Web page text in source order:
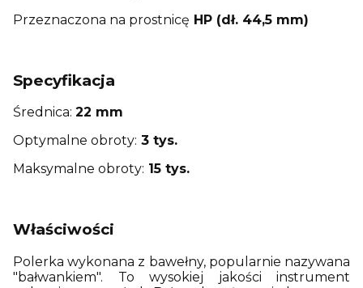
Przeznaczona na prostnicę HP (dł. 44,5 mm)
Specyfikacja
Średnica: 22 mm
Optymalne obroty: 3 tys.
Maksymalne obroty: 15 tys.
Właściwości
Polerka wykonana z bawełny, popularnie nazywana
"bałwankiem". To wysokiej jakości instrument